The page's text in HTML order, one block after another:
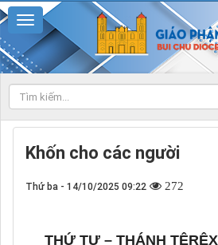
Khốn cho các người
Thứ ba - 14/10/2025 09:22 272
THỨ TƯ – THÁNH